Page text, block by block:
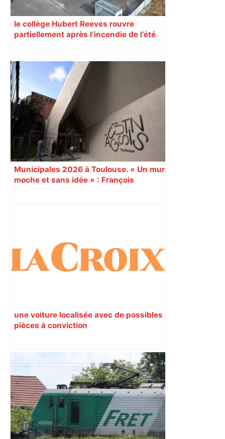
le collège Hubert Reeves rouvre
partiellement après l’incendie de l’été
Municipales 2026 à Toulouse. « Un mur
moche et sans idée » : François
une voiture localisée avec de possibles
pièces à conviction